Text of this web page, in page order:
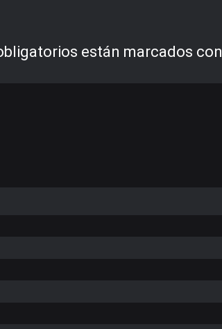
están marcados con